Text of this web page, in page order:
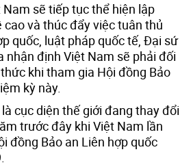
sẽ tiếp tục thể hiện lập
và thúc đẩy việc tuân thủ
quốc, luật pháp quốc tế, Đại sứ
nhận định Việt Nam sẽ phải đối
khi tham gia Hội đồng Bảo
kỳ này.
cục diện thế giới đang thay đổi
trước đây khi Việt Nam lần
đồng Bảo an Liên hợp quốc